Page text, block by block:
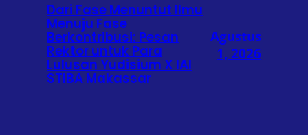
Dari Fase Menuntut Ilmu
Menuju Fase
Berkontribusi: Pesan
Rektor untuk Para
Lulusan Yudisium X IAI
STIBA Makassar
Agustus
1, 2026